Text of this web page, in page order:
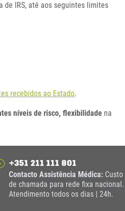
de IRS, até aos seguintes limites
recebidos ao Estado.
níveis de risco, flexibilidade na
+351 211 111 801
Contacto Assistência Médica: Custo
de chamada para rede fixa nacional.
Atendimento todos os dias | 24h.